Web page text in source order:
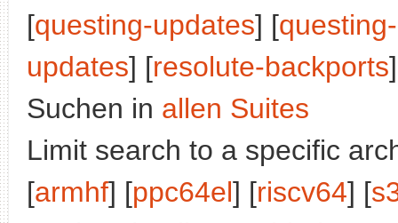
[questing-updates] [
updates] [resolute-backports
Suchen in allen Suites
Limit search to a specific
[armhf] [ppc64el] [riscv64] [